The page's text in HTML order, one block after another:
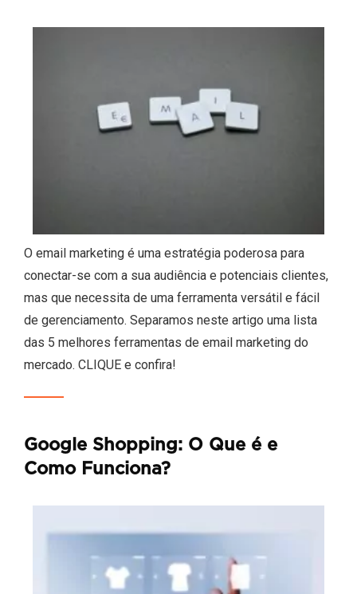
O email marketing é uma estratégia poderosa para
conectar-se com a sua audiência e potenciais clientes,
mas que necessita de uma ferramenta versátil e fácil
de gerenciamento. Separamos neste artigo uma lista
das 5 melhores ferramentas de email marketing do
mercado. CLIQUE e confira!
Google Shopping: O Que é e
Como Funciona?